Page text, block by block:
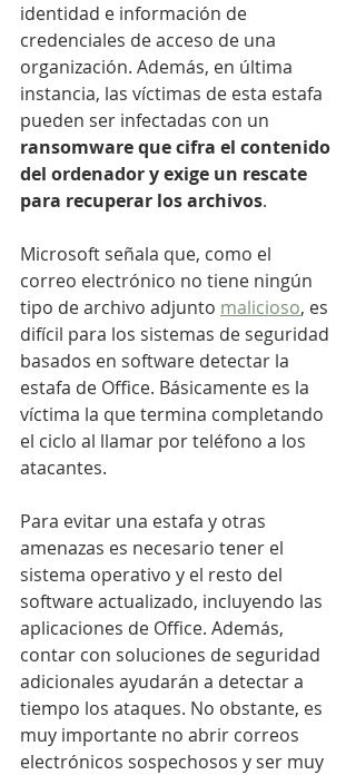
identidad e información de
credenciales de acceso de una
organización. Además, en última
instancia, las víctimas de esta estafa
pueden ser infectadas con un
ransomware que cifra el contenido
del ordenador y exige un rescate
para recuperar los archivos.
Microsoft señala que, como el
correo electrónico no tiene ningún
tipo de archivo adjunto malicioso, es
difícil para los sistemas de seguridad
basados en software detectar la
estafa de Office. Básicamente es la
víctima la que termina completando
el ciclo al llamar por teléfono a los
atacantes.
Para evitar una estafa y otras
amenazas es necesario tener el
sistema operativo y el resto del
software actualizado, incluyendo las
aplicaciones de Office. Además,
contar con soluciones de seguridad
adicionales ayudarán a detectar a
tiempo los ataques. No obstante, es
muy importante no abrir correos
electrónicos sospechosos y ser muy